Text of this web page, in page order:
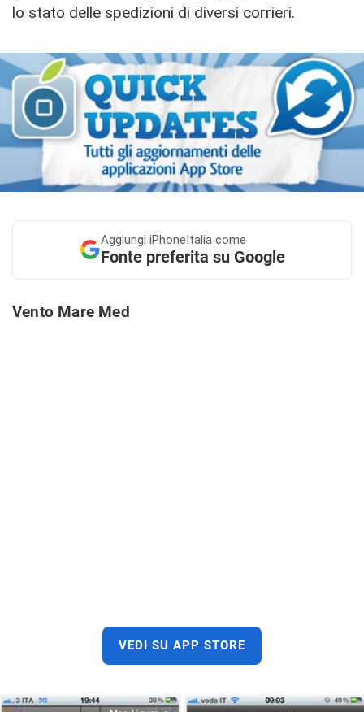
lo stato delle spedizioni di diversi corrieri.
Aggiungi iPhoneItalia come
Fonte preferita su Google
Vento Mare Med
VEDI SU APP STORE